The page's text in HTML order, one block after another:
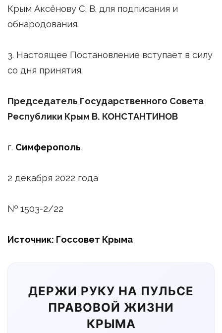
Крым Аксёнову С. В. для подписания и
обнародования.
3. Настоящее Постановление вступает в силу
со дня принятия.
Председатель Государственного Совета
Республики Крым В. КОНСТАНТИНОВ
г. Симферополь,
2 декабря 2022 года
№ 1503-2/22
Источник: Госсовет Крыма
ДЕРЖИ РУКУ НА ПУЛЬСЕ
ПРАВОВОЙ ЖИЗНИ
КРЫМА